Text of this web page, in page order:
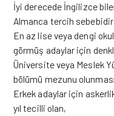
İyi derecede İngilizce
Almanca tercih
En az lise veya dengi
görmüş adaylar için
Üniversite veya Meslek
bölümü mezunu
Erkek adaylar için
yıl tecilli olan,